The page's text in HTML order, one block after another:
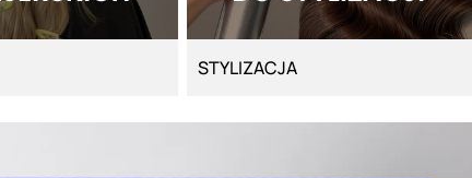
STYLIZACJA